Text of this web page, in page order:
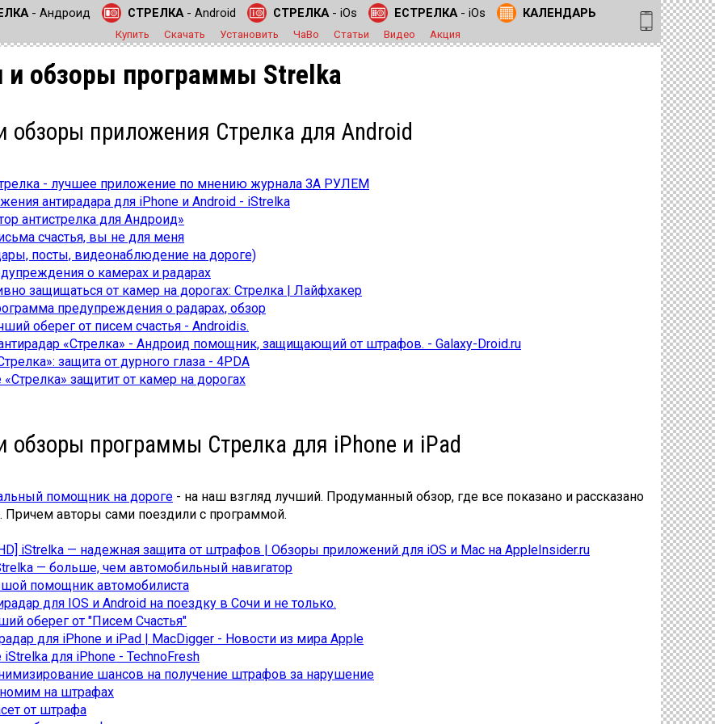
- Андроид СТРЕЛКА- Android СТРЕЛКА- iOs ЕСТРЕЛКА- iOs КАЛЕНДАРЬ
Купить Скачать Установить ЧаВо Статьи Видео Акция
и обзоры программы Strelka
обзоры приложения Стрелка для Android
- лучшее приложение по мнению журнала ЗА РУЛЕМ
антирадара для iPhone и Android - iStrelka
антистрелка для Андроид»
счастья, вы не для меня
посты, видеонаблюдение на дороге)
о камерах и радарах
защищаться от камер на дорогах: Стрелка | Лайфхакер
предупреждения о радарах, обзор
оберег от писем счастья - Androidis.
«Стрелка» - Андроид помощник, защищающий от штрафов. - Galaxy-Droid.ru
защита от дурного глаза - 4PDA
защитит от камер на дорогах
обзоры программы Стрелка для iPhone и iPad
помощник на дороге - на наш взгляд лучший. Продуманный обзор, где все показано и рассказано
Причем авторы сами поездили с программой.
iStrelka — надежная защита от штрафов | Обзоры приложений для iOS и Mac на AppleInsider.ru
— больше, чем автомобильный навигатор
помощник автомобилиста
для IOS и Android на поездку в Сочи и не только.
оберег от "Писем Счастья"
для iPhone и iPad | MacDigger - Новости из мира Apple
для iPhone - TechnoFresh
шансов на получение штрафов за нарушение
на штрафах
от штрафа